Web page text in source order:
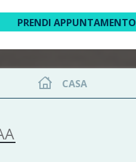
PRENDI APPUNTAMENTO
CASA